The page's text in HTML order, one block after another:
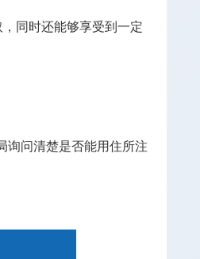
同时还能够享受到一定
询问清楚是否能用住所注